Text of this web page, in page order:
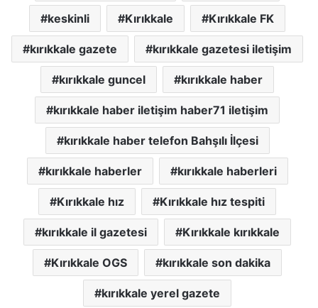
keskinli Kırıkkale Kırıkkale FK
kırıkkale gazete kırıkkale gazetesi iletişim
kırıkkale guncel kırıkkale haber
kırıkkale haber iletişim haber71 iletişim
kırıkkale haber telefon Bahşılı İlçesi
kırıkkale haberler kırıkkale haberleri
Kırıkkale hız Kırıkkale hız tespiti
kırıkkale il gazetesi Kırıkkale kırıkkale
Kırıkkale OGS kırıkkale son dakika
kırıkkale yerel gazete